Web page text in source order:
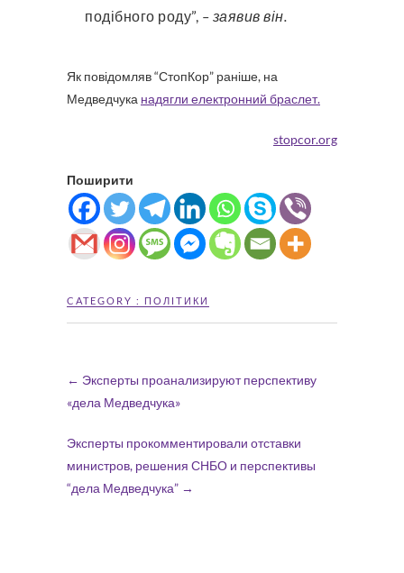
подібного роду”, – заявив він.
Як повідомляв “СтопКор” раніше, на
Медведчука надягли електронний браслет.
stopcor.org
Поширити
CATEGORY : ПОЛІТИКИ
← Эксперты проанализируют перспективу
«дела Медведчука»
Эксперты прокомментировали отставки
министров, решения СНБО и перспективы
“дела Медведчука” →